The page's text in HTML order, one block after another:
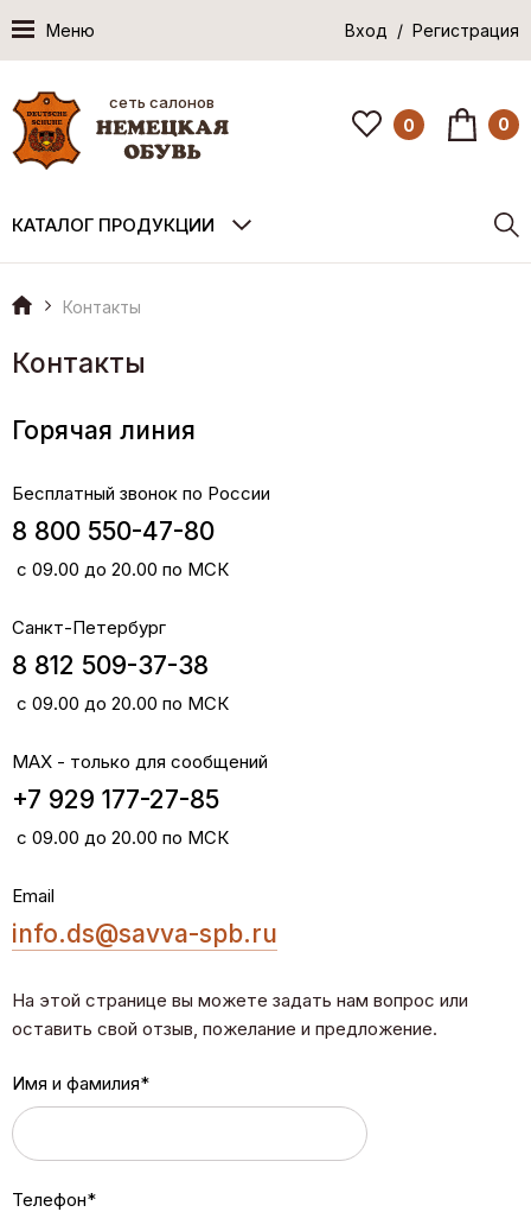
Меню Вход / Регистрация
сеть салонов
0 0
КАТАЛОГ ПРОДУКЦИИ
Контакты
Контакты
На этой странице вы можете задать нам вопрос или
оставить свой отзыв, пожелание и предложение.
Имя и фамилия*
Телефон*
Горячая линия
Бесплатный звонок по России
8 800 550-47-80
с 09.00 до 20.00 по МСК
Санкт-Петербург
8 812 509-37-38
с 09.00 до 20.00 по МСК
MAX - только для сообщений
+7 929 177-27-85
с 09.00 до 20.00 по МСК
Email
info.ds@savva-spb.ru